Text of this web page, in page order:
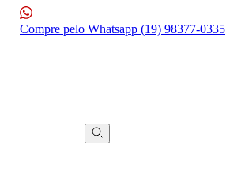
Compre pelo Whatsapp (19) 98377-0335